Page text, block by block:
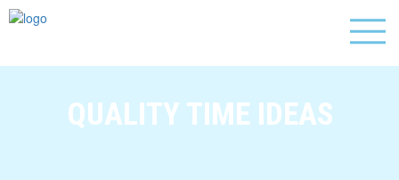
QUALITY TIME IDEAS